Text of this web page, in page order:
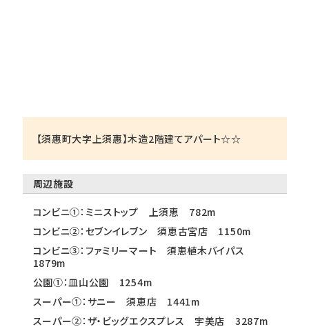
【須惠町大字上須惠】木造2階建てアパート☆☆
周辺施設
コンビニ①：ミニストップ 上須恵 782m
コンビニ②：セブンイレブン 須恵古宮店 1150m
コンビニ③：ファミリーマート 須恵植木バイパス
1879m
公園①：皿山公園 1254m
スーパー①：サニー 須恵店 1441m
スーパー②：ザ・ビッグエクスプレス 宇美店 3287m